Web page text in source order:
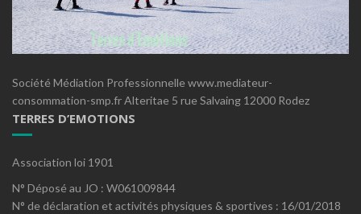
Société Médiation Professionnelle www.mediateur-
consommation-smp.fr Alteritae 5 rue Salvaing 12000 Rodez
TERRES D’EMOTIONS
Association loi 1901
N° Déposé au JO : W061009844
N° de déclaration et activités physiques & sportives : 16/01/2018